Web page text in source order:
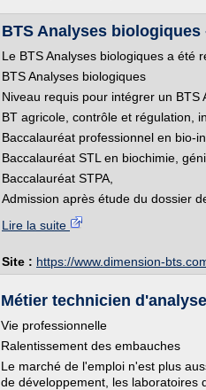
BTS Analyses biologiques
Le BTS Analyses biologiques a été
BTS Analyses biologiques
Niveau requis pour intégrer un BTS
BT agricole, contrôle et régulation,
Baccalauréat professionnel en bio-
Baccalauréat STL en biochimie,
Baccalauréat STPA,
Admission après étude du dossier
Lire la suite
Site : https://www.dimension-
Métier technicien
Vie professionnelle
Ralentissement des embauches
Le marché de l'emploi n'est plus
de développement, les laboratoires